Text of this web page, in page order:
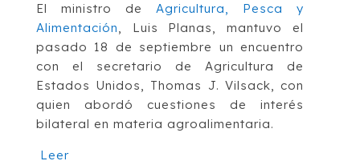
El ministro deAgricultura, Pesca y
Alimentación, Luis Planas, mantuvo el
pasado 18 de septiembre un encuentro
con el secretario de Agricultura de
Estados Unidos, Thomas J. Vilsack, con
quien abordó cuestiones de interés
bilateral en materia agroalimentaria.
Leer